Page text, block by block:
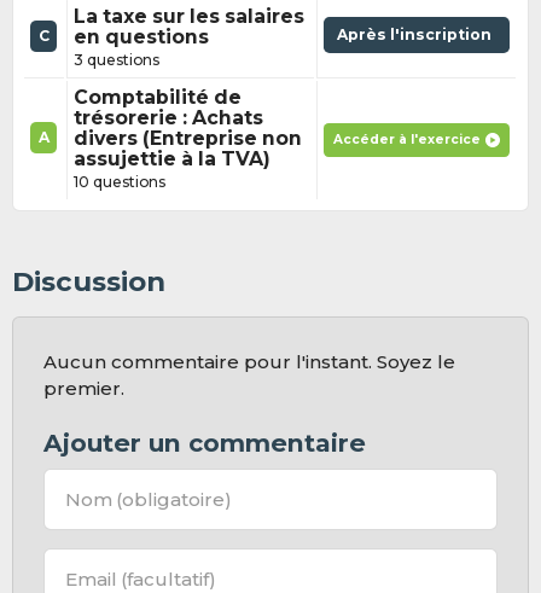
C
La taxe sur les salaires
en questions
3 questions
Après l'inscription
A
Comptabilité de
trésorerie : Achats
divers (Entreprise non
assujettie à la TVA)
10 questions
Accéder à l'exercice
Discussion
Aucun commentaire pour l'instant. Soyez le
premier.
Ajouter un commentaire
Nom (obligatoire)
Email (facultatif)